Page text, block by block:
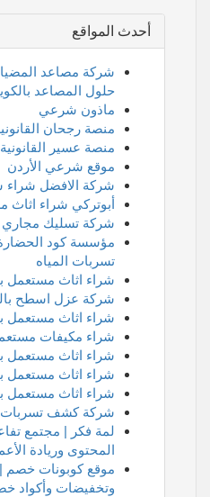
أحدث المواقع
حلول المصاعد
ماذون شرعي
منصة رجحان
منصة عسير القانونية
موقع شرعي الأردن
شركة الافضل شراء
أبوتركي شراء اثاث
شركة تسليك مجاري
مؤسسة كود
تسربات المياه
شراء اثاث مستعمل
شركة عزل اسطح
شراء اثاث مستعمل
شراء مكيفات
شراء اثاث مستعمل
شراء اثاث مستعمل
شراء اثاث مستعمل
شركة كشف تسربات
لمة فكر | مجتمع
المحتوى وريادة
موقع كوبونات
وتخفيضات وأكواد